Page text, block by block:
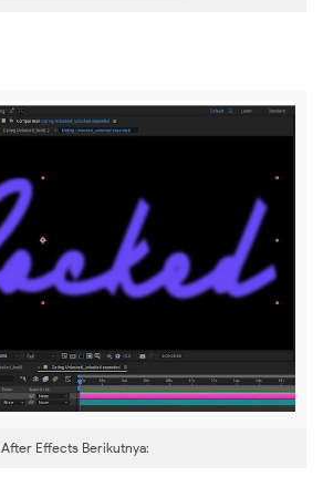
After Effects Berikutnya: